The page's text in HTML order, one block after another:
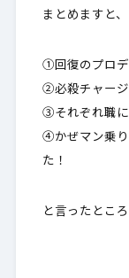
まとめますと、
①回復のプロデ
②必殺チャージ
③それぞれ職に
④かぜマン乗り
た！
と言ったとこ